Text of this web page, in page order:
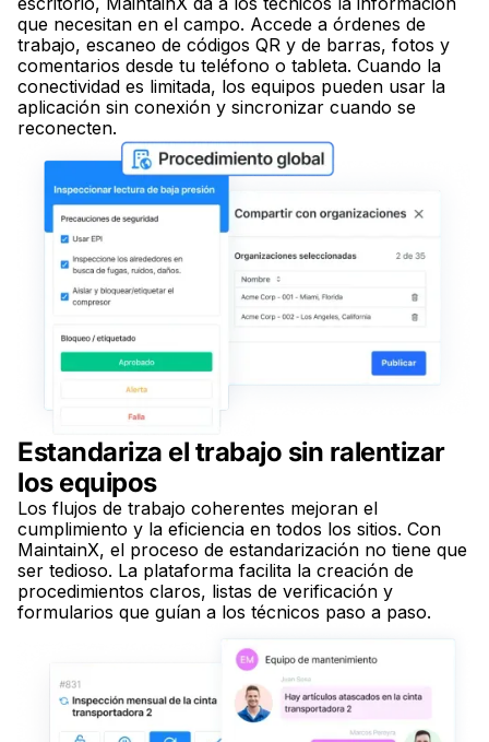
que necesitan en el campo. Accede a órdenes de
trabajo, escaneo de códigos QR y de barras, fotos y
comentarios desde tu teléfono o tableta. Cuando la
conectividad es limitada, los equipos pueden usar la
aplicación sin conexión y sincronizar cuando se
reconecten.
Estandariza el trabajo sin ralentizar
los equipos
Los flujos de trabajo coherentes mejoran el
cumplimiento y la eficiencia en todos los sitios. Con
MaintainX, el proceso de estandarización no tiene que
ser tedioso. La plataforma facilita la creación de
procedimientos claros, listas de verificación y
formularios que guían a los técnicos paso a paso.